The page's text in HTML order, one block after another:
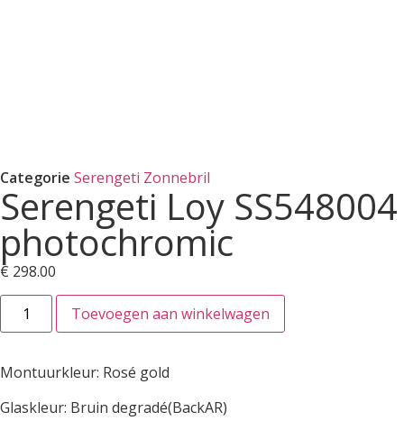
Categorie Serengeti Zonnebril
Serengeti Loy SS548004
photochromic
€ 298.00
Toevoegen aan winkelwagen
Montuurkleur: Rosé gold
Glaskleur: Bruin degradé(BackAR)